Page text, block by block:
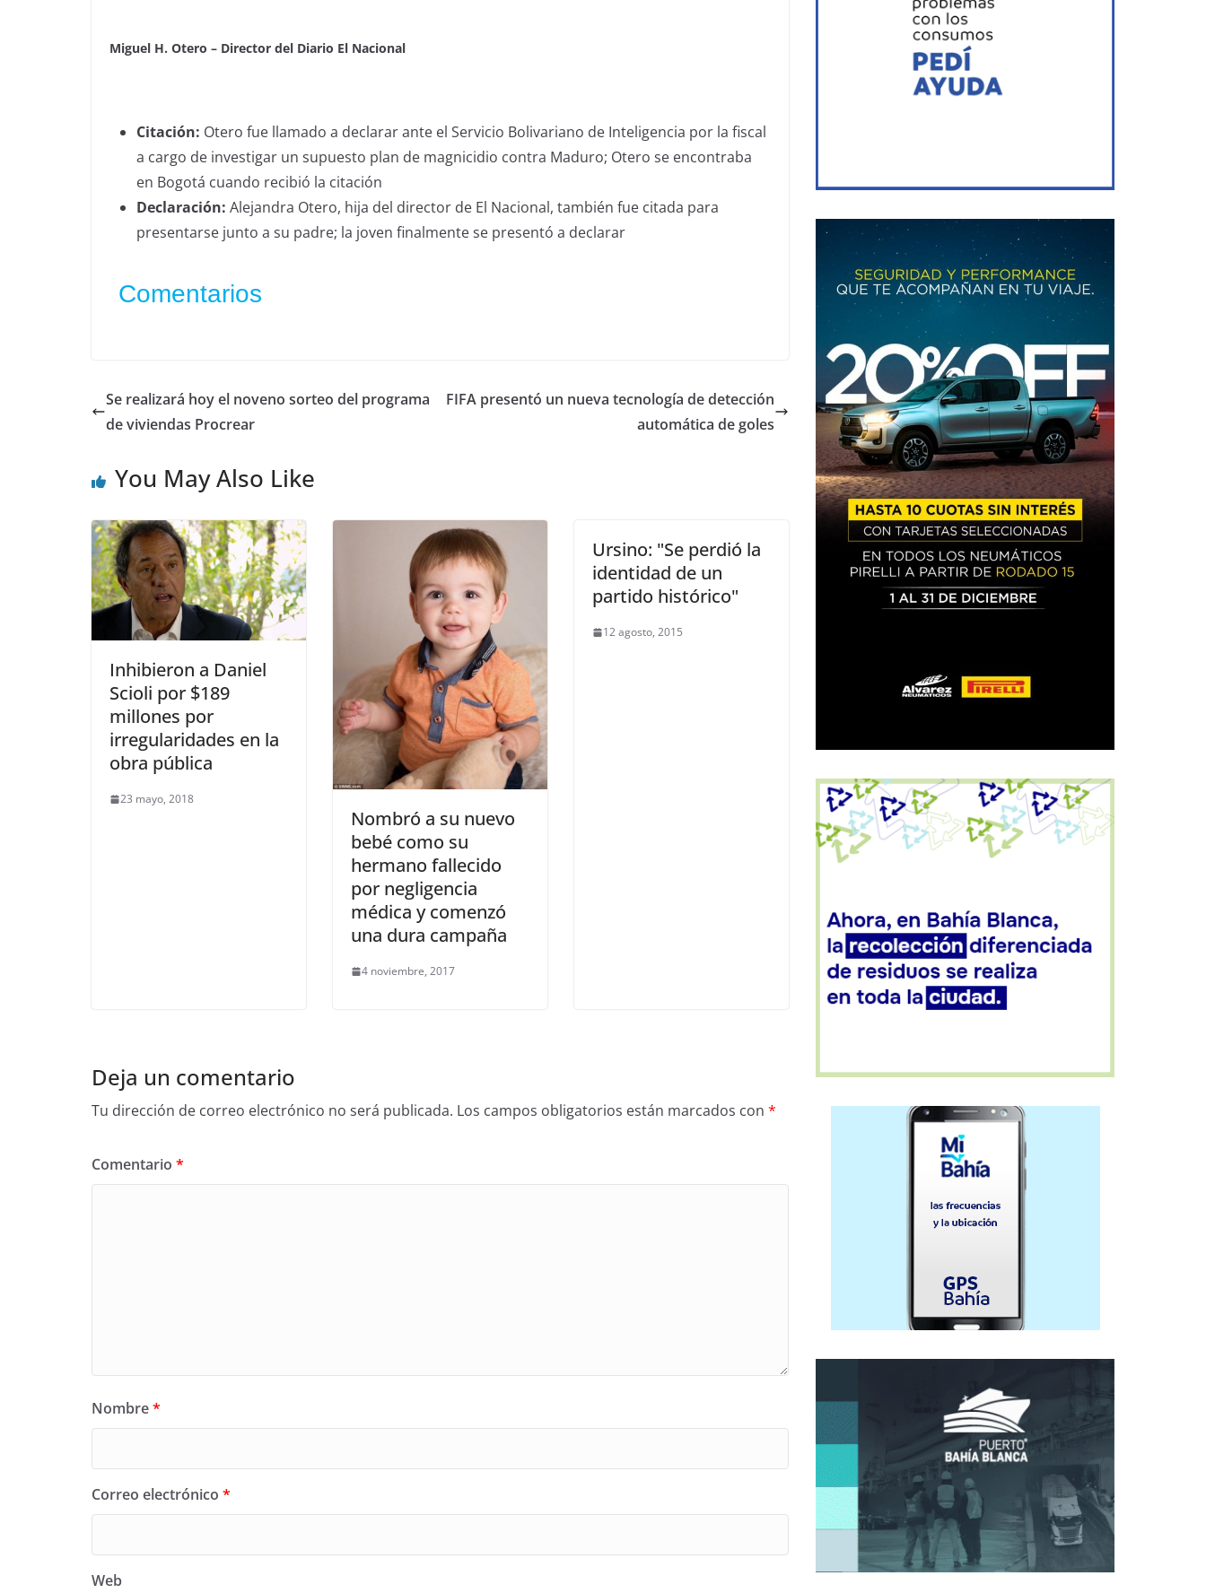
Miguel H. Otero – Director del Diario El Nacional
Citación: Otero fue llamado a declarar ante el Servicio Bolivariano de Inteligencia por la fiscal
a cargo de investigar un supuesto plan de magnicidio contra Maduro; Otero se encontraba
en Bogotá cuando recibió la citación
Declaración: Alejandra Otero, hija del director de El Nacional, también fue citada para
presentarse junto a su padre; la joven finalmente se presentó a declarar
Comentarios
Se realizará hoy el noveno sorteo del programa
de viviendas Procrear
FIFA presentó un nueva tecnología de detección
automática de goles
You May Also Like
Inhibieron a Daniel
Scioli por $189
millones por
irregularidades en la
obra pública
23 mayo, 2018
Nombró a su nuevo
bebé como su
hermano fallecido
por negligencia
médica y comenzó
una dura campaña
4 noviembre, 2017
Ursino: "Se perdió la
identidad de un
partido histórico"
12 agosto, 2015
Deja un comentario
Tu dirección de correo electrónico no será publicada. Los campos obligatorios están marcados con *
Comentario *
Nombre*
Correo electrónico *
Web